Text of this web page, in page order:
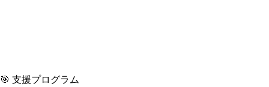
🎯 支援プログラム